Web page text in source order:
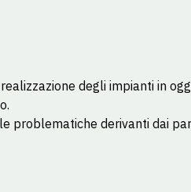
degli impianti in
derivanti dai